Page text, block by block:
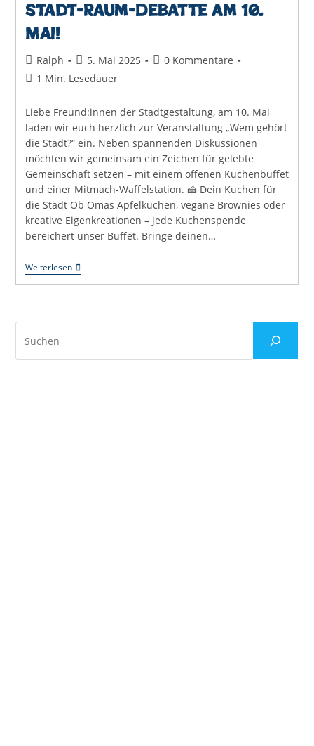
Stadt-Raum-Debatte am 10.
Mai!
Beitrags-
Autor:
Ralph
Beitrag
veröffentlicht:
5. Mai 2025
Beitrags-
0 Kommentare
Lesedauer:
1 Min. Lesedauer
Liebe Freund:innen der Stadtgestaltung, am 10. Mai
laden wir euch herzlich zur Veranstaltung „Wem gehört
die Stadt?“ ein. Neben spannenden Diskussionen
möchten wir gemeinsam ein Zeichen für gelebte
Gemeinschaft setzen – mit einem offenen Kuchenbuffet
und einer Mitmach-Waffelstation. 🍰 Dein Kuchen für
die Stadt Ob Omas Apfelkuchen, vegane Brownies oder
kreative Eigenkreationen – jede Kuchenspende
bereichert unser Buffet. Bringe deinen…
WeiterlesenEinladung
Zum
Waffeln
Stadt-